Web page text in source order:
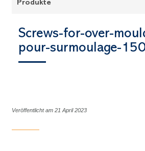
Produkte
Screws-for-over-
pour-surmoulage-
Veröffentlicht am 21 April 2023